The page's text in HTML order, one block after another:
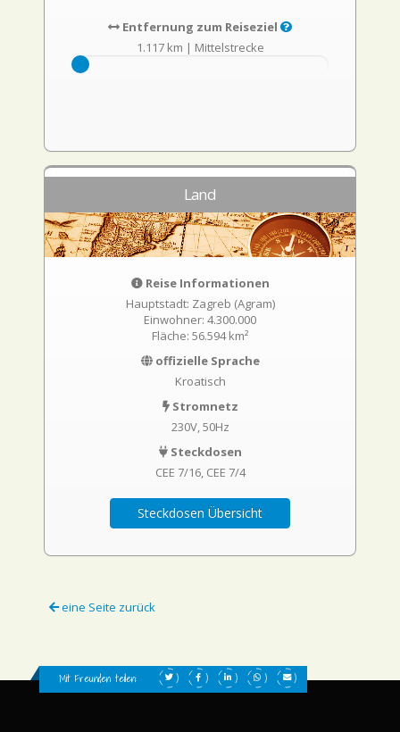
Entfernung zum Reiseziel
1.117 km | Mittelstrecke
Land
Reise Informationen
Hauptstadt: Zagreb (Agram)
Einwohner: 4.300.000
Fläche: 56.594 km²
offizielle Sprache
Kroatisch
Stromnetz
230V, 50Hz
Steckdosen
CEE 7/16 CEE 7/4
Steckdosen Übersicht
eine Seite zurück
Mit Freunden teilen: